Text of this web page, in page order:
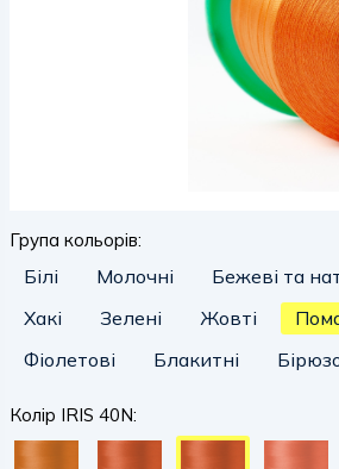
Група кольорів:
Білі Молочні Бежеві та
Хакі
Зелені Жовті
Фіолетові
Блакитні
Колір IRIS 40N: